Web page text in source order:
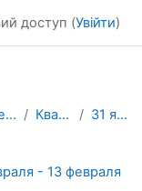
доступ (Увійти)
Весняний семестр Кваліфікаційна_робота 31 января - 06 февраля
- 13 февраля